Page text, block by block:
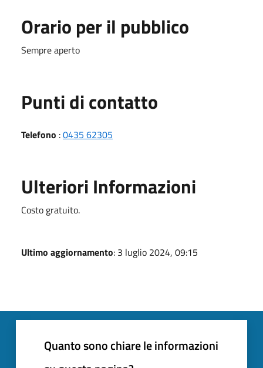
Orario per il pubblico
Sempre aperto
Punti di contatto
Telefono :0435 62305
Ulteriori Informazioni
Costo gratuito.
Ultimo aggiornamento: 3 luglio 2024, 09:15
Quanto sono chiare le informazioni